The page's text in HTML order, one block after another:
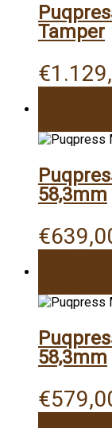
Tamper
€
58,3mm
€
58,3mm
€